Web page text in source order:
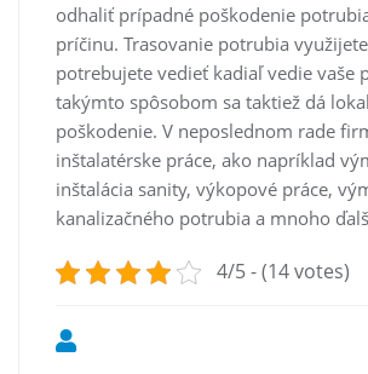
odhaliť prípadné poškodenie
príčinu. Trasovanie potrubia
potrebujete vedieť kadiaľ vedie vaše
takýmto spôsobom sa taktiež dá
poškodenie. V neposlednom rade
inštalatérske práce, ako napríklad
inštalácia sanity, výkopové práce,
kanalizačného potrubia a mnoho
4/5 - (14 votes)